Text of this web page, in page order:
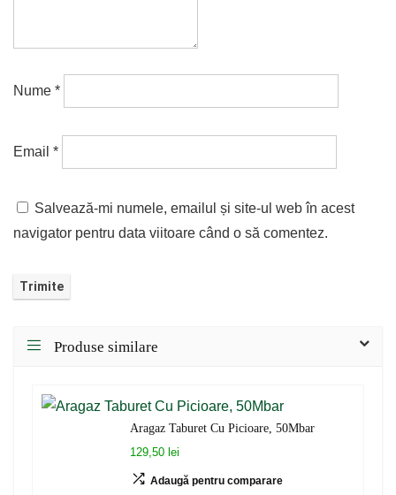
Nume *
Email *
Salvează-mi numele, emailul și site-ul web în acest
navigator pentru data viitoare când o să comentez.
Produse similare
Aragaz Taburet Cu Picioare, 50Mbar
129,50 lei
Adaugă pentru comparare